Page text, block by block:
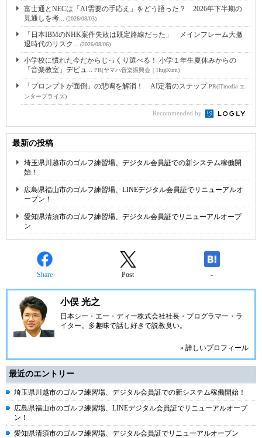
富士通とNECは「AI需要の手応え」をどう語った？ 2026年下半期の
見通しを考... (2026/08/03)
「日本IBMのNHK案件失敗は既定路線だった」 メインフレーム大撤
退時代のリスク... (2026/08/06)
小学校に慣れた今だからじっくり選べる！ 小学１年生夏休みからの
「音楽教室」デビュ... PR(ヤマハ音楽振興会｜HugKum)
「プロンプトが面倒」の悲鳴を解消！ AI定着のステップPR(ITmedia エ
ンタープライズ)
Recommended by
最新の投稿
埼玉県川越市のゴルフ練習場、デジタル会員証での新システム稼働開
始！
広島県福山市のゴルフ練習場、LINEデジタル会員証でリニューアルオ
ープン！
愛知県清須市のゴルフ練習場、デジタル会員証でリニューアルオープ
ン
Share Post -
小俣 光之
日本シー・エー・ディー株式会社社長・プログラマー・ラ
イター。多趣味で話し好きで説教臭い。
» 詳しいプロフィール
最近のエントリー
埼玉県川越市のゴルフ練習場、デジタル会員証での新システム稼働開始！
広島県福山市のゴルフ練習場、LINEデジタル会員証でリニューアルオープ
ン！
愛知県清須市のゴルフ練習場、デジタル会員証でリニューアルオープン